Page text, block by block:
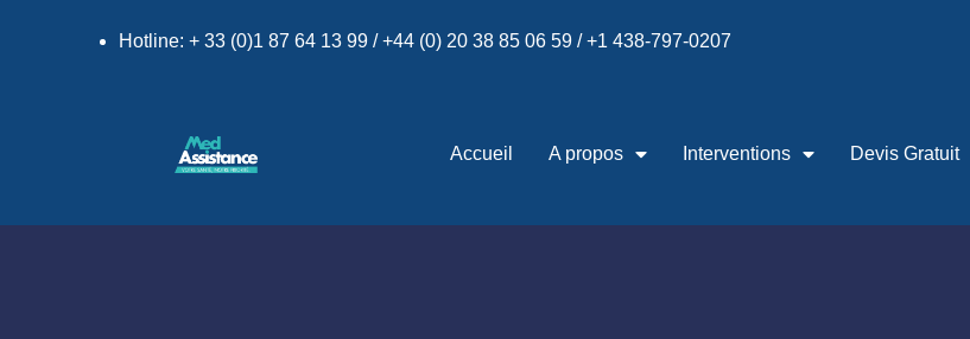
Hotline: + 33 (0)1 87 64 13 99 / +44 (0) 20 38 85 06 59 / +1 438-797-0207
Accueil A propos Interventions Devis Gratuit